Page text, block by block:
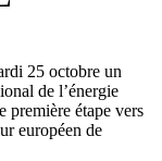
25 octobre un
de l’énergie
première étape vers
européen de